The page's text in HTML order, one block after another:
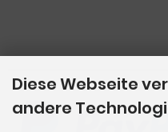
Zahlungsmethoden
Diese Webseite
andere